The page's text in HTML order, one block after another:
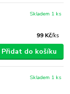
99 Kč/ks
Skladem 1 ks
Přidat do košíku
Skladem 1 ks